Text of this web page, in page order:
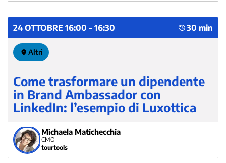
24 OTTOBRE 16:00 - 16:30 30 min
Altri
Come trasformare un dipendente
in Brand Ambassador con
LinkedIn: l’esempio di Luxottica
Michaela Matichecchia
CMO
tourtools